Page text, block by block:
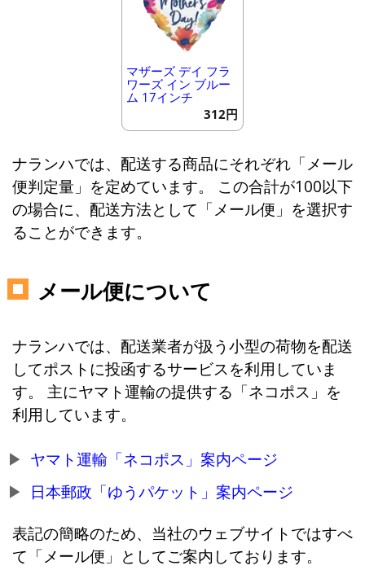
マザーズ デイ フラ
ワーズ イン ブルー
ム 17インチ
312円
ナランハでは、配送する商品にそれぞれ「メール
便判定量」を定めています。 この合計が100以下
の場合に、配送方法として「メール便」を選択す
ることができます。
メール便について
ナランハでは、配送業者が扱う小型の荷物を配送
してポストに投函するサービスを利用していま
す。 主にヤマト運輸の提供する「ネコポス」を
利用しています。
ヤマト運輸「ネコポス」案内ページ
日本郵政「ゆうパケット」案内ページ
表記の簡略のため、当社のウェブサイトではすべ
て「メール便」としてご案内しております。